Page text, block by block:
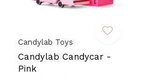
Candylab Toys
Candylab Candycar -
Pink